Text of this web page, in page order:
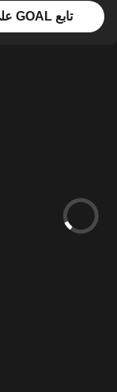
تابع GOAL على جوجل